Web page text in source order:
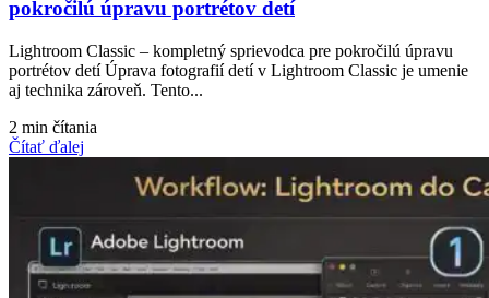
pokročilú úpravu portrétov detí
Lightroom Classic – kompletný sprievodca pre pokročilú úpravu
portrétov detí Úprava fotografií detí v Lightroom Classic je umenie
aj technika zároveň. Tento...
2 min čítania
Čítať ďalej